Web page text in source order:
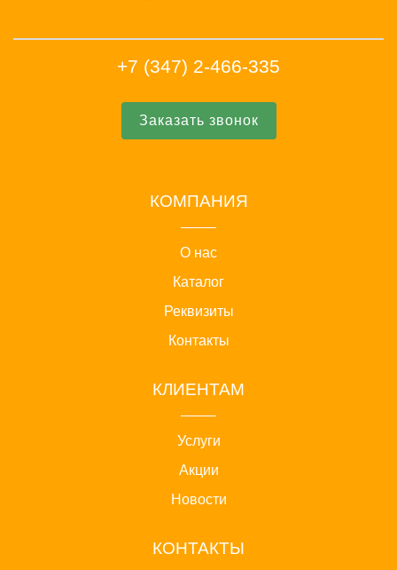
+7 (347) 2-466-335
Заказать звонок
КОМПАНИЯ
О нас
Каталог
Реквизиты
Контакты
КЛИЕНТАМ
Услуги
Акции
Новости
КОНТАКТЫ